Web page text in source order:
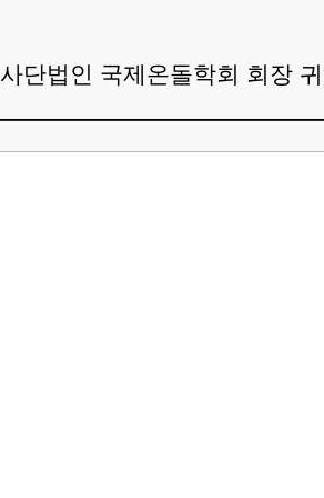
사단법인 국제온돌학회 회장